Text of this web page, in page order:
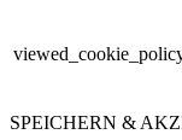
SPEICHERN &